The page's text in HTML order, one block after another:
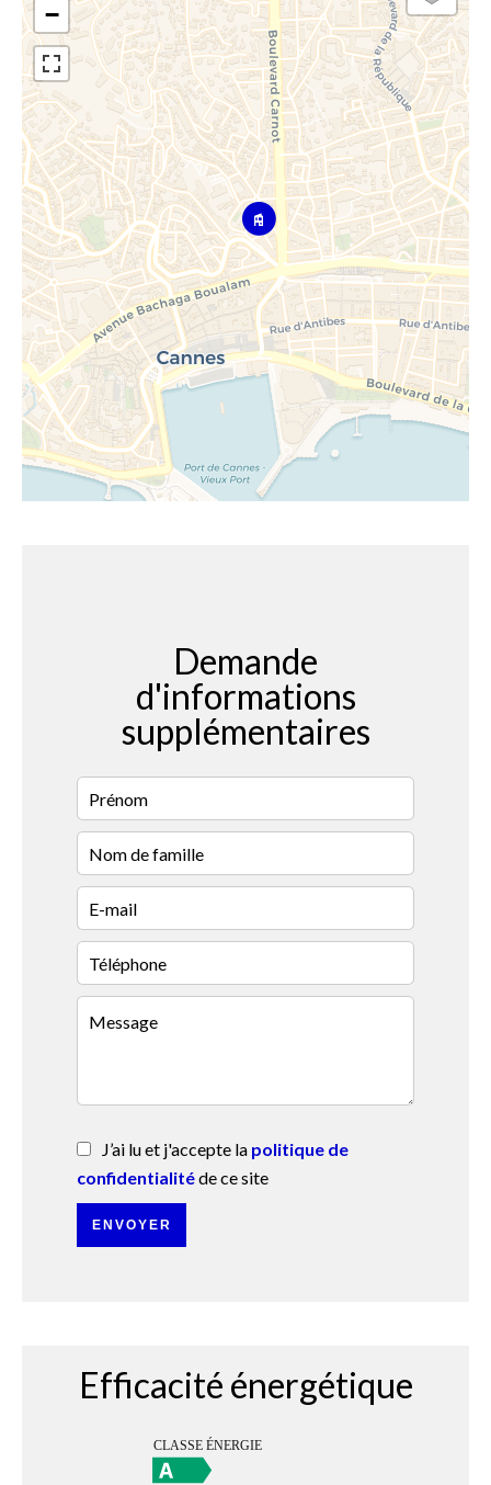
−
Demande
d'informations
supplémentaires
J’ai lu et j'accepte la politique de
confidentialitéde ce site
ENVOYER
Efficacité énergétique